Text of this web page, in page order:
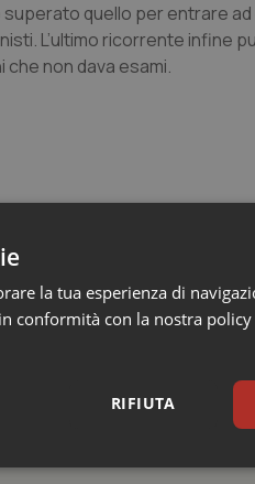
superato quello per entrare
L’ultimo ricorrente infine
non dava esami.
domenica 9 agosto 19
parte dell'Italia. Il nuovo
la tua esperienza di
conformità con la nostra
RIFIUTA
Statistici